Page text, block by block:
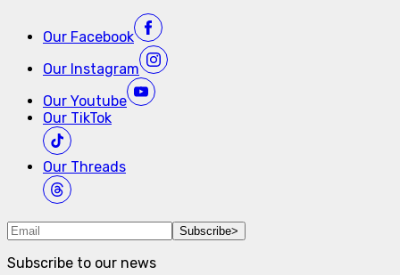
Our Facebook
Our Instagram
Our Youtube
Our TikTok
Our Threads
Subscribe>
Subscribe to our news